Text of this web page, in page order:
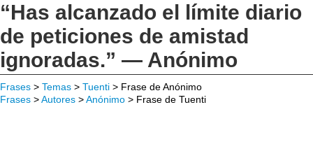
“Has alcanzado el límite diario
de peticiones de amistad
ignoradas.” — Anónimo
Frases > Temas > Tuenti > Frase de Anónimo
Frases >Autores >Anónimo > Frase de Tuenti